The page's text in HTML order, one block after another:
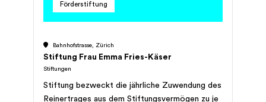
sorgt sie unentgeltlich für den Betrieb und den
Frauenthal und aller Schwestern dieses
Konvents. Vorübergehend sind andere
Nutzungen als Ausnahme möglich. Solche
Beschlüsse sind dem Bischof von Basel zur
Förderstiftung
Bahnhofstrasse, Zürich
Stiftung Frau Emma Fries-Käser
Stiftungen
Stiftung bezweckt die jährliche Zuwendung des
Reinertrages aus dem Stiftungsvermögen zu je